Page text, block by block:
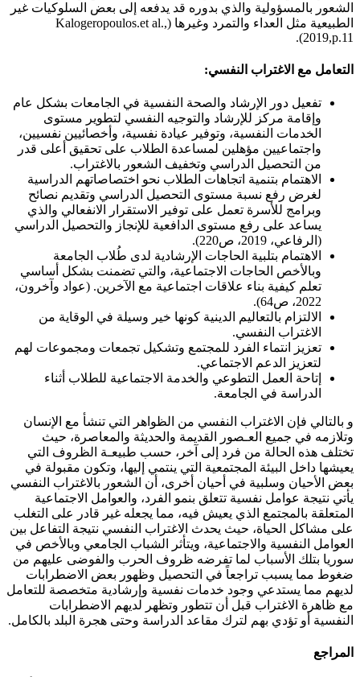
الشعور بالمسؤولية والذي بدوره قد يدفعه إلى بعض السلوكيات غير
الطبيعية مثل العداء والتمرد وغيرها (Kalogeropoulos.et al.,
2019,p.11).
التعامل مع الاغتراب النفسي:
تفعيل دور الإرشاد والصحة النفسية في الجامعات بشكل عام
وإقامة مركز للإرشاد والتوجيه النفسي لتطوير مستوى
الخدمات النفسية، وتوفير عيادة نفسية، وأخصائيين نفسيين،
واجتماعيين مؤهلين لمساعدة الطلاب على تحقيق أعلى قدر
من التحصيل الدراسي وتخفيف الشعور بالاغتراب.
الاهتمام بتنمية اتجاهات الطلاب نحو اختصاصاتهم الدراسية
لغرض رفع نسبة مستوى التحصيل الدراسي وتقديم نصائح
وبرامج للأسرة تعمل على توفير الاستقرار الانفعالي والذي
يساعد على رفع مستوى الدافعية للإنجاز والتحصيل الدراسي
(الرفاعي، 2019، ص220).
الاهتمام بتلبية الحاجات الإرشادية لدى طُلاب الجامعة
وبالأخص الحاجات الاجتماعية، والتي تضمنت بشكل أساسي
تعلم كيفية بناء علاقات اجتماعية مع الآخرين. (عواد وآخرون،
2022، ص64).
الالتزام بالتعاليم الدینیة كونها خير وسيلة في الوقاية من
الاغتراب النفسي.
تعزيز انتماء الفرد للمجتمع وتشكيل تجمعات ومجموعات لهم
لتعزيز الدعم الاجتماعي.
إتاحة العمل التطوعي والخدمة الاجتماعية للطلاب أثناء
الدراسة في الجامعة.
و بالتالي فإن الاغتراب النفسي من الظواهر التي تنشأ مع الإنسان
وتلازمه في جميع العـصور القديمة والحديثة والمعاصرة، حيث
تختلف هذه الحالة من فرد إلى آخر، حسب طبيعـة الظروف التي
يعيشها داخل البيئة المجتمعية التي ينتمي إليها، وتكون مقبولة في
بعض الأحيان وسلبية في أحيان أخرى، أن الشعور بالاغتراب النفسي
يأتي نتيجة عوامل نفسية تتعلق بنمو الفرد، والعوامل الاجتماعية
المتعلقة بالمجتمع الذي يعيش فيه، مما يجعله غير قادر على التغلب
على مشاكل الحياة، حيث يحدث الاغتراب النفسي نتيجة التفاعل بين
العوامل النفسية والاجتماعية، ويتأثر الشباب الجامعي وبالأخص في
سوريا بتلك الأسباب لما تفرضه ظروف الحرب والفوضى عليهم من
ضغوط مما يسبب تراجعاً في التحصيل وظهور بعض الاضطرابات
لديهم مما يستدعي وجود خدمات نفسية وإرشادية متخصصة للتعامل
مع ظاهرة الاغتراب قبل أن تتطور وتظهر لديهم الاضطرابات
النفسية أو تؤدي بهم لترك مقاعد الدراسة وحتى هجرة البلد بالكامل.
المراجع